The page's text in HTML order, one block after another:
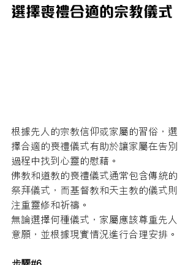
選擇喪禮合適的宗教儀式
根據先人的宗教信仰或家屬的習俗，選
擇合適的喪禮儀式有助於讓家屬在告別
過程中找到心靈的慰藉。
佛教和道教的喪禮儀式通常包含傳統的
祭拜儀式，而基督教和天主教的儀式則
注重靈修和祈禱。
無論選擇何種儀式，家屬應該尊重先人
意願，並根據現實情況進行合理安排。